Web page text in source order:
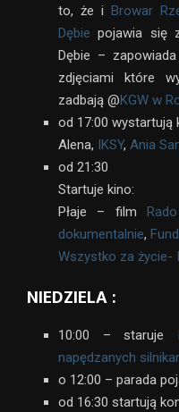
to, że i
Browar
Dębie pojawia się
Dębie –
zdjęciami które
zadbają @KGW w
od 17:00 wystartują
Alena,
IKSY, Ania
od 21:30
Startuje kino:
Płaje – film
dokumentalnie,
Wszystko za życie-
NIEDZIELA :
10:00 – staruje
napędzanych
o 12:00 – parada
od 16:30 startują